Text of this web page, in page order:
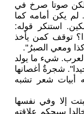
لكن صوتا صرخ في
يكن أمامه كما
استنكر قوله:
توقف كمن يأخذ
ومعي الصبرُ".
شيء ما يولد
شجرةٌ أغصانها
أبيات شعر تشبه
إلا وفي نفسها
سيحكم علاقته